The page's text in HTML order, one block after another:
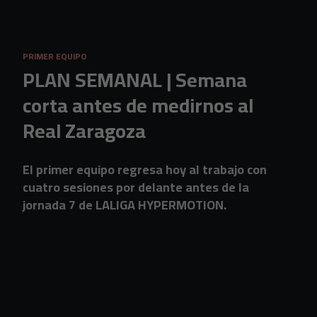
PRIMER EQUIPO
PLAN SEMANAL | Semana
corta antes de medirnos al
Real Zaragoza
El primer equipo regresa hoy al trabajo con
cuatro sesiones por delante antes de la
jornada 7 de LALIGA HYPERMOTION.